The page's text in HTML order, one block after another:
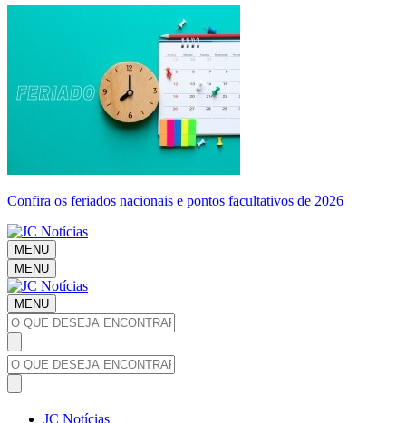
Confira os feriados nacionais e pontos facultativos de 2026
MENU
MENU
MENU
JC Notícias